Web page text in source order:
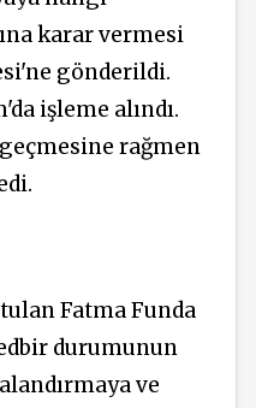
karar vermesi
gönderildi.
işleme alındı.
rağmen
Fatma Funda
durumunun
ve